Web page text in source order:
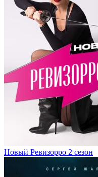
Новый Ревизорро 2 сезон